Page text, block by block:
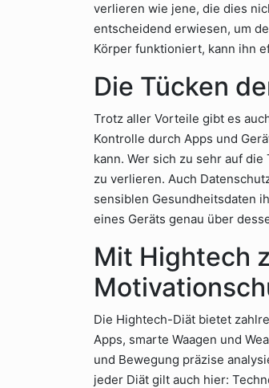
verlieren wie jene, die dies
entscheidend erwiesen, um
Körper funktioniert, kann ihn
Die Tücken
Trotz aller Vorteile gibt es
Kontrolle durch Apps und
kann. Wer sich zu sehr auf
zu verlieren. Auch
sensiblen Gesundheitsdaten
eines Geräts genau über
Mit Hightech
Die Hightech-Diät bietet
Apps, smarte Waagen und
und Bewegung präzise
jeder Diät gilt auch hier: